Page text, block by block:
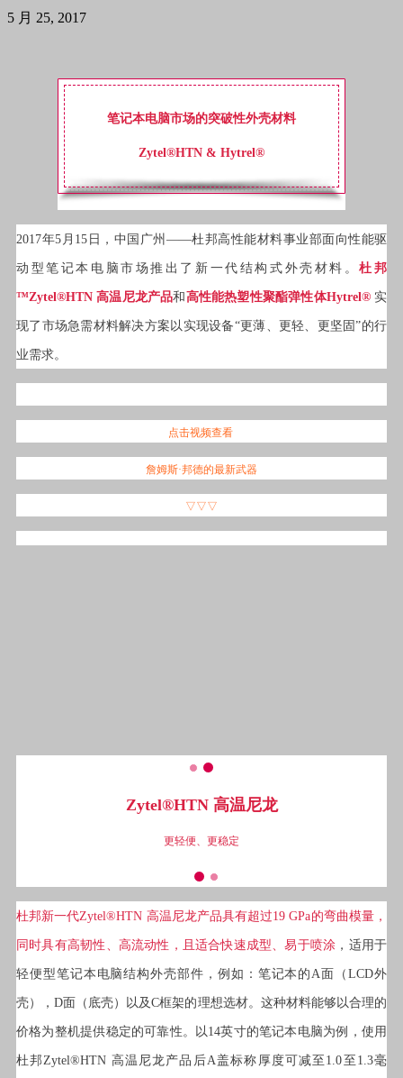
5 月 25, 2017
笔记本电脑市场的突破性外壳材料
Zytel®HTN & Hytrel®
2017年5月15日，中国广州——杜邦高性能材料事业部面向性能驱
动型笔记本电脑市场推出了新一代结构式外壳材料。杜邦
™Zytel®HTN 高温尼龙产品和高性能热塑性聚酯弹性体Hytrel® 实
现了市场急需材料解决方案以实现设备“更薄、更轻、更坚固”的行
业需求。
点击视频查看
詹姆斯·邦德的最新武器
▽▽▽
Zytel®HTN 高温尼龙
更轻便、更稳定
杜邦新一代Zytel®HTN 高温尼龙产品具有超过19 GPa的弯曲模量，
同时具有高韧性、高流动性，且适合快速成型、易于喷涂 ，适用于
轻便型笔记本电脑结构外壳部件，例如：笔记本的A面（LCD外
壳），D面（底壳）以及C框架的理想选材。这种材料能够以合理的
价格为整机提供稳定的可靠性。以14英寸的笔记本电脑为例，使用
杜邦Zytel®HTN 高温尼龙产品后A盖标称厚度可减至1.0至1.3毫